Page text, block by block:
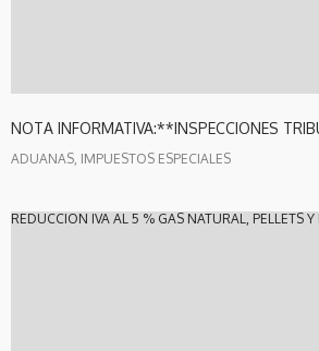
NOTA INFORMATIVA:**INSPECCIONES
ADUANAS, IMPUESTOS ESPECIALES
REDUCCION IVA AL 5 % GAS NATURAL, PELLETS Y